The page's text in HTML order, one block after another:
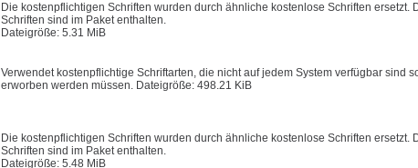
Die kostenpflichtigen Schriften wurden durch ähnliche kostenlose Schriften ersetzt.
Schriften sind im Paket enthalten.
Dateigröße: 5.31 MiB
Verwendet kostenpflichtige Schriftarten, die nicht auf jedem System verfügbar sind
erworben werden müssen. Dateigröße: 498.21 KiB
Die kostenpflichtigen Schriften wurden durch ähnliche kostenlose Schriften ersetzt.
Schriften sind im Paket enthalten.
Dateigröße: 5.48 MiB